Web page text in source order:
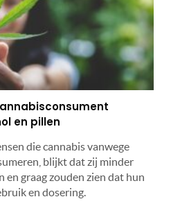
en pillen
die cannabis vanwege
blijkt dat zij minder
en graag zouden zien dat hun
en dosering.